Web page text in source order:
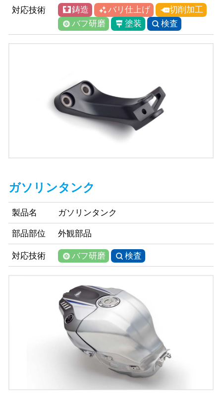
対応技術 鋳造 バリ仕上げ
切削加工
バフ研磨
塗装 検査
ガソリンタンク
製品名 ガソリンタンク
部品部位 外観部品
対応技術 バフ研磨 検査